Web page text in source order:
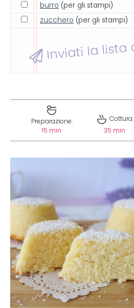
burro (per gli stampi)
zucchero (per gli stampi)
Inviati la lista
Preparazione:
15 min
Cottura:
35 min